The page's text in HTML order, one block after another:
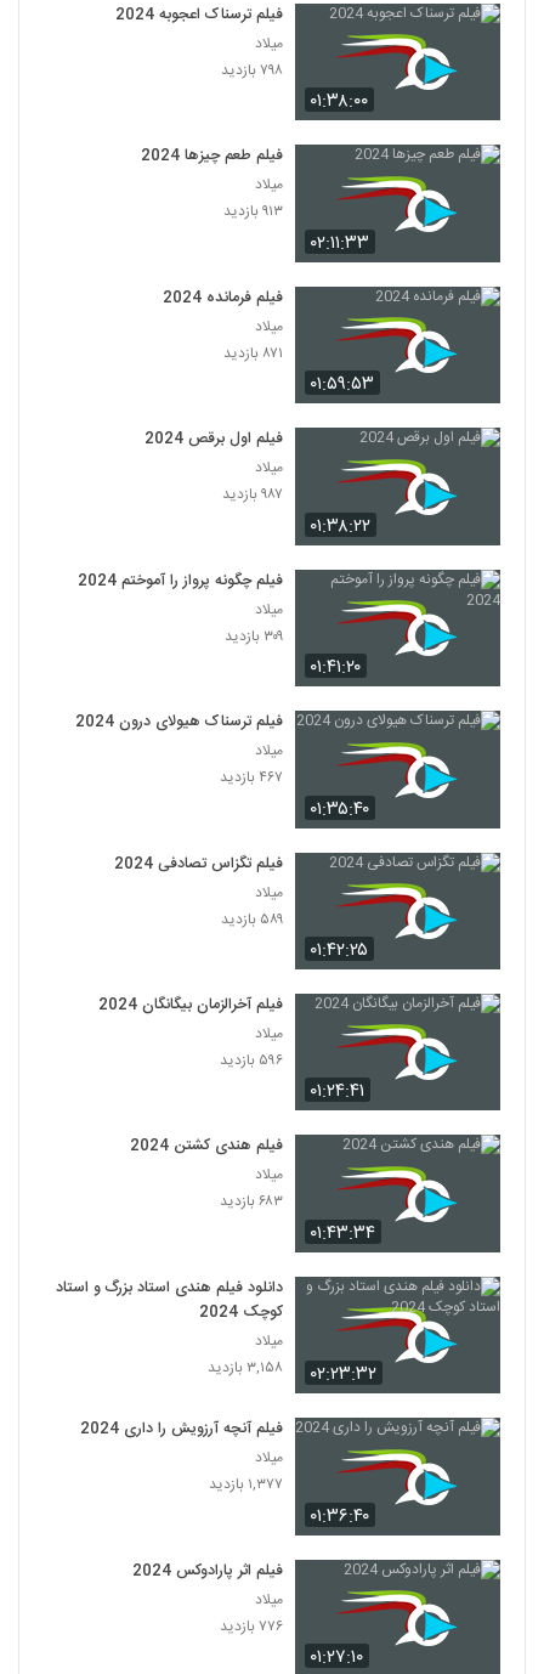
۰۱:۳۸:۰۰
فیلم ترسناک اعجوبه 2024
میلاد
۷۹۸ بازدید
۰۲:۱۱:۳۳
فیلم طعم چیزها 2024
میلاد
۹۱۳ بازدید
۰۱:۵۹:۵۳
فیلم فرمانده 2024
میلاد
۸۷۱ بازدید
۰۱:۳۸:۲۲
فیلم اول برقص 2024
میلاد
۹۸۷ بازدید
۰۱:۴۱:۲۰
فیلم چگونه پرواز را آموختم 2024
میلاد
۳۰۹ بازدید
۰۱:۳۵:۴۰
فیلم ترسناک هیولای درون 2024
میلاد
۴۶۷ بازدید
۰۱:۴۲:۲۵
فیلم تگزاس تصادفی 2024
میلاد
۵۸۹ بازدید
۰۱:۲۴:۴۱
فیلم آخرالزمان بیگانگان 2024
میلاد
۵۹۶ بازدید
۰۱:۴۳:۳۴
فیلم هندی کشتن 2024
میلاد
۶۸۳ بازدید
۰۲:۲۳:۳۲
دانلود فیلم هندی استاد بزرگ و استاد
کوچک 2024
میلاد
۳,۱۵۸ بازدید
۰۱:۳۶:۴۰
فیلم آنچه آرزویش را داری 2024
میلاد
۱,۳۷۷ بازدید
۰۱:۲۷:۱۰
فیلم اثر پارادوکس 2024
میلاد
۷۷۶ بازدید